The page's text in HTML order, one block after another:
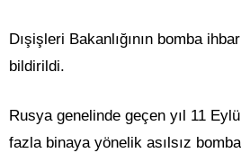
Dışişleri Bakanlığının bomba
bildirildi.
Rusya genelinde geçen yıl 11
fazla binaya yönelik asılsız bomba